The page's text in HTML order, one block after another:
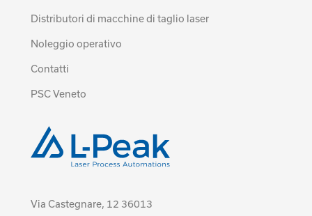
Via Castegnare, 12 36013
Distributori di macchine di taglio laser
Noleggio operativo
Contatti
PSC Veneto